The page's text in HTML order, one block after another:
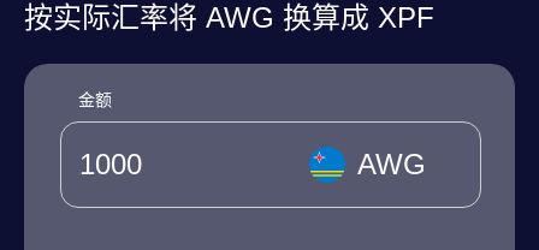
按实际汇率将 AWG 换算成 XPF
金额
AWG